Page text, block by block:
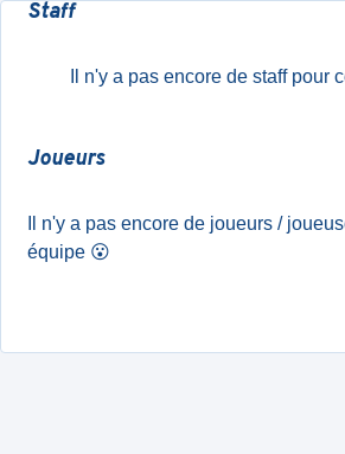
Staff
Il n'y a pas encore de staff pour
Joueurs
Il n'y a pas encore de joueurs /
équipe 😮